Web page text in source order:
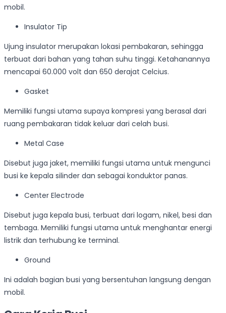
mobil.
Insulator Tip
Ujung insulator merupakan lokasi pembakaran, sehingga
terbuat dari bahan yang tahan suhu tinggi. Ketahanannya
mencapai 60.000 volt dan 650 derajat Celcius.
Gasket
Memiliki fungsi utama supaya kompresi yang berasal dari
ruang pembakaran tidak keluar dari celah busi.
Metal Case
Disebut juga jaket, memiliki fungsi utama untuk mengunci
busi ke kepala silinder dan sebagai konduktor panas.
Center Electrode
Disebut juga kepala busi, terbuat dari logam, nikel, besi dan
tembaga. Memiliki fungsi utama untuk menghantar energi
listrik dan terhubung ke terminal.
Ground
Ini adalah bagian busi yang bersentuhan langsung dengan
mobil.